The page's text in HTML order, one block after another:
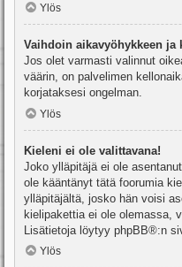
Ylös
Vaihdoin aikavyöhykkeen
Jos olet varmasti valinnut
väärin, on palvelimen
korjataksesi ongelman.
Ylös
Kieleni ei ole valittavana!
Joko ylläpitäjä ei ole
ole kääntänyt tätä foorumia
ylläpitäjältä, josko hän voisi
kielipakettia ei ole olemassa,
Lisätietoja löytyy phpBB®:n
Ylös